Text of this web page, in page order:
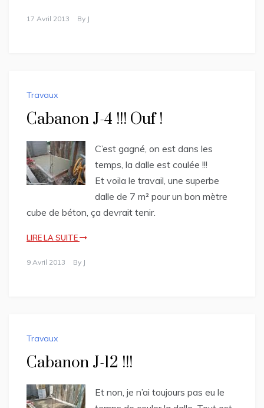
17 Avril 2013 By J
Travaux
Cabanon J-4 !!! Ouf !
C’est gagné, on est dans les
temps, la dalle est coulée !!!
Et voila le travail, une superbe
dalle de 7 m² pour un bon mètre
cube de béton, ça devrait tenir.
LIRE LA SUITE
9 Avril 2013 By J
Travaux
Cabanon J-12 !!!
Et non, je n’ai toujours pas eu le